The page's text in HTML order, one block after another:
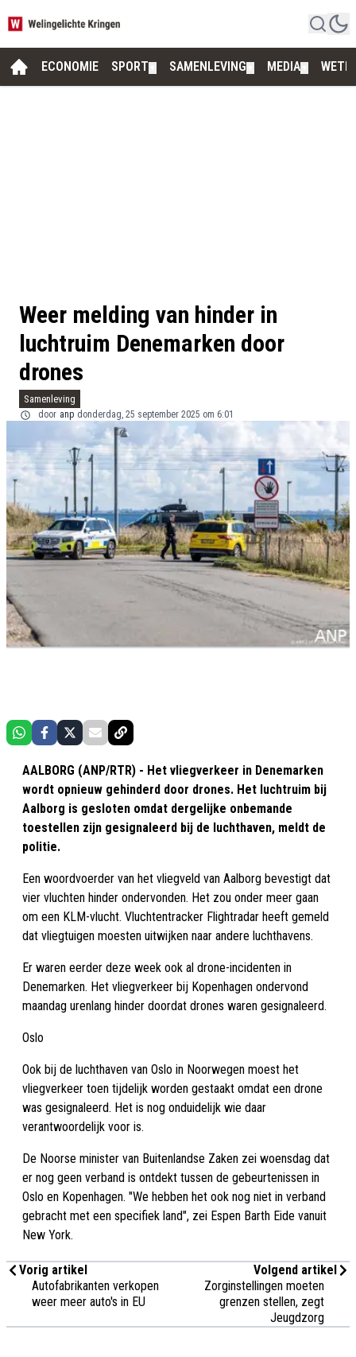
ECONOMIE SPORT SAMENLEVING MEDIA
Weer melding van hinder in
luchtruim Denemarken door
drones
Samenleving
door anp donderdag, 25 september 2025 om 6:01
AALBORG (ANP/RTR) - Het vliegverkeer in Denemarken
wordt opnieuw gehinderd door drones. Het luchtruim bij
Aalborg is gesloten omdat dergelijke onbemande
toestellen zijn gesignaleerd bij de luchthaven, meldt de
politie.
Een woordvoerder van het vliegveld van Aalborg bevestigt dat
vier vluchten hinder ondervonden. Het zou onder meer gaan
om een KLM-vlucht. Vluchtentracker Flightradar heeft gemeld
dat vliegtuigen moesten uitwijken naar andere luchthavens.
Er waren eerder deze week ook al drone-incidenten in
Denemarken. Het vliegverkeer bij Kopenhagen ondervond
maandag urenlang hinder doordat drones waren gesignaleerd.
Oslo
Ook bij de luchthaven van Oslo in Noorwegen moest het
vliegverkeer toen tijdelijk worden gestaakt omdat een drone
was gesignaleerd. Het is nog onduidelijk wie daar
verantwoordelijk voor is.
De Noorse minister van Buitenlandse Zaken zei woensdag dat
er nog geen verband is ontdekt tussen de gebeurtenissen in
Oslo en Kopenhagen. "We hebben het ook nog niet in verband
gebracht met een specifiek land", zei Espen Barth Eide vanuit
New York.
Vorig artikel
Autofabrikanten verkopen
weer meer auto's in EU
Volgend artikel
Zorginstellingen moeten
grenzen stellen, zegt
Jeugdzorg